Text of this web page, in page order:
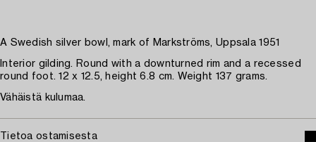
A Swedish silver bowl, mark of Markströms, Uppsala 1951
Interior gilding. Round with a downturned rim and a recessed
round foot. 12 x 12.5, height 6.8 cm. Weight 137 grams.
Vähäistä kulumaa.
Tietoa ostamisesta